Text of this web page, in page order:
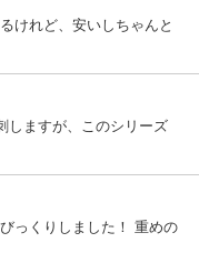
けれど、安いしちゃんと
しますが、このシリーズ
っくりしました！ 重めの